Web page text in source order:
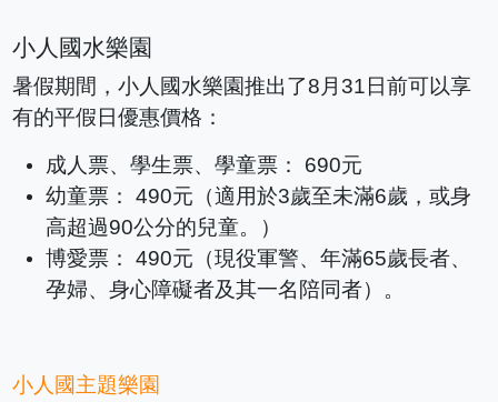
小人國水樂園
暑假期間，小人國水樂園推出了8月31日前可以享
有的平假日優惠價格：
成人票、學生票、學童票： 690元
幼童票： 490元（適用於3歲至未滿6歲，或身
高超過90公分的兒童。）
博愛票： 490元（現役軍警、年滿65歲長者、
孕婦、身心障礙者及其一名陪同者）。
小人國主題樂園